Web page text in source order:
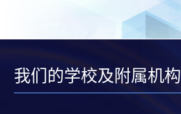
我们的学校及附属机构